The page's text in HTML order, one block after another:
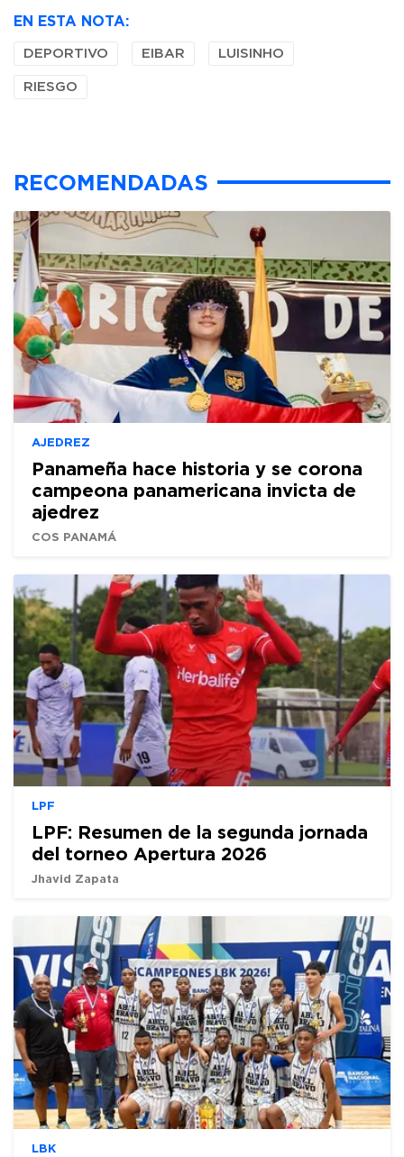
EN ESTA NOTA:
DEPORTIVO EIBAR LUISINHO
RIESGO
RECOMENDADAS
AJEDREZ
Panameña hace historia y se corona
campeona panamericana invicta de
ajedrez
COS PANAMÁ
LPF
LPF: Resumen de la segunda jornada
del torneo Apertura 2026
Jhavid Zapata
LBK